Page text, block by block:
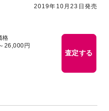
2019年10月23日発売
格
26,000円
査定する